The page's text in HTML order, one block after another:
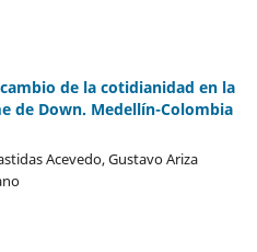
de la cotidianidad en la
de Down. Medellín-Colombia
Acevedo, Gustavo Ariza